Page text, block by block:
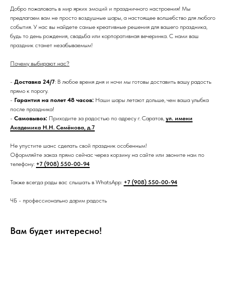
Добро пожаловать в мир ярких эмоций и праздничного настроения! Мы
предлагаем вам не просто воздушные шары, а настоящее волшебство для любого
события. У нас вы найдете самые креативные решения для вашего праздника,
будь то день рождения, свадьба или корпоративная вечеринка. С нами ваш
праздник станет незабываемым!
Почему выбирают нас?
- Доставка 24/7: В любое время дня и ночи мы готовы доставить вашу радость
прямо к порогу.
- Гарантия на полет 48 часов: Наши шары летают дольше, чем ваша улыбка
после праздника!
- Самовывоз: Приходите за радостью по адресу г. Саратов, ул. имени
Академика Н.Н. Семёнова, д.7
Не упустите шанс сделать свой праздник особенным!
Оформляйте заказ прямо сейчас через корзину на сайте или звоните нам по
телефону: +7 (908) 550-00-94
Также всегда рады вас слышать в WhatsApp: +7 (908) 550-00-94
ЧБ - профессионально дарим радость
Вам будет интересно!